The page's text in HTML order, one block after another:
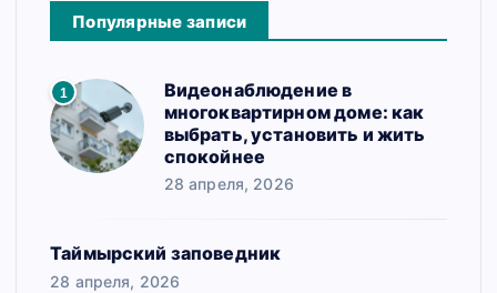
Популярные записи
1
Видеонаблюдение в
многоквартирном доме: как
выбрать, установить и жить
спокойнее
28 апреля, 2026
Таймырский заповедник
28 апреля, 2026